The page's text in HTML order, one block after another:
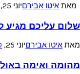
מאת איטו אבירםיוני 25, 2026
שלום עליכם מגיע
מאת איטו אבירםיוני 25, 2026
מהומה ואימה